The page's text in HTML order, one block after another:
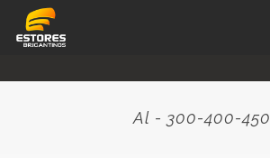
Al - 300-400-450